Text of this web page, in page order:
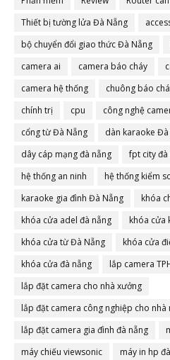
Thiết bị tường lửa Đà Nẵng
bộ chuyển đổi giao thức Đà Nẵng
camera ai
camera báo cháy
camera hệ thống
chuông báo
chính trị
cpu công nghệ
cổng từ Đà Nẵng
dàn karaoke
dây cáp mạng đà nẵng
fpt city đà
hệ thống an ninh
hệ thống kiểm
karaoke gia đình Đà Nẵng
khóa
khóa cửa adel đà nẵng
khóa cửa
khóa cửa từ Đà Nẵng
khóa cửa
khóa cửa đà nẵng
lắp camera
lắp đặt camera cho nhà xưởng
lắp đặt camera công nghiệp cho nhà
lắp đặt camera gia đình đà nẵng
máy chiếu viewsonic
máy in hp